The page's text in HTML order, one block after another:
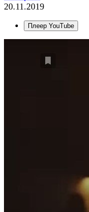
20.11.2019
Плеер YouTube